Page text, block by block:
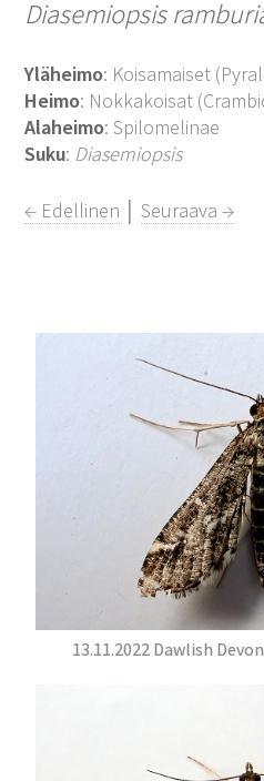
Diasemiopsis
Yläheimo: Koisamaiset
Heimo: Nokkakoisat
Alaheimo: Spilomelinae
Suku: Diasemiopsis
← Edellinen │Seuraava →
13.11.2022 Dawlish